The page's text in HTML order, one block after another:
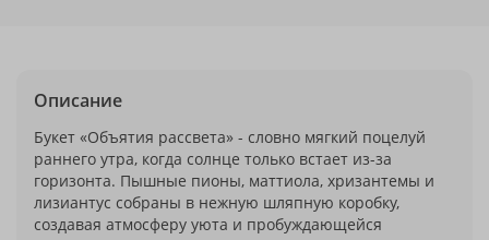
Описание
Букет «Объятия рассвета» - словно мягкий поцелуй
раннего утра, когда солнце только встает из-за
горизонта. Пышные пионы, маттиола, хризантемы и
лизиантус собраны в нежную шляпную коробку,
создавая атмосферу уюта и пробуждающейся